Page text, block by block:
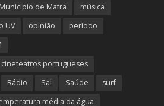
Município de Mafra
música
UV
opinião
período
portugueses
Rádio Sal Saúde
surf
média da água